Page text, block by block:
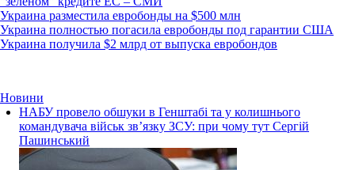
Украина разместила евробонды на $500 млн
Украина полностью погасила евробонды под гарантии США
Украина получила $2 млрд от выпуска евробондов
Новини
НАБУ провело обшуки в Генштабі та у колишнього
командувача військ зв’язку ЗСУ: при чому тут Сергій
Пашинський